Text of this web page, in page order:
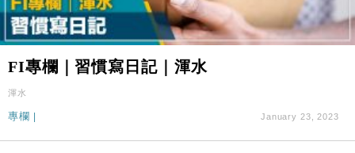
FI專欄｜習慣寫日記｜渾水
渾水
專欄 January 23, 2023